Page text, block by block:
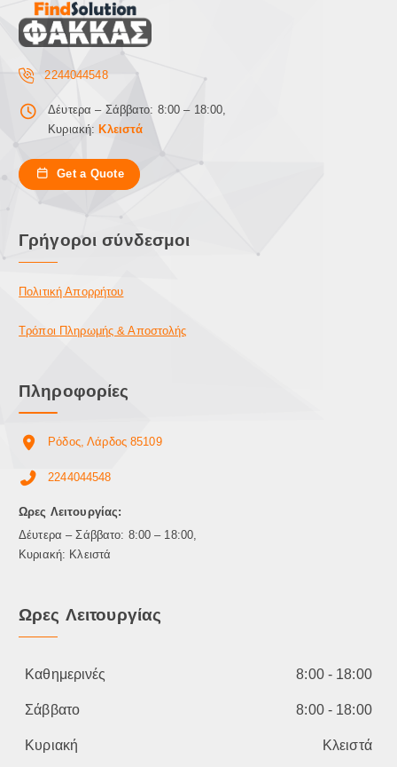
2244044548
Δέυτερα – Σάββατο: 8:00 – 18:00,
Κυριακή: Κλειστά
Get a Quote
Γρήγοροι σύνδεσμοι
Πολιτική Απορρήτου
Τρόποι Πληρωμής & Αποστολής
Πληροφορίες
Ρόδος, Λάρδος 85109
2244044548
Ωρες Λειτουργίας:
Δέυτερα – Σάββατο: 8:00 – 18:00,
Κυριακή: Κλειστά
Ωρες Λειτουργίας
Καθημερινές 8:00 - 18:00
Σάββατο 8:00 - 18:00
Κυριακή Κλειστά